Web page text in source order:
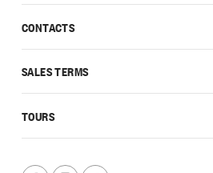
CONTACTS
SALES TERMS
TOURS